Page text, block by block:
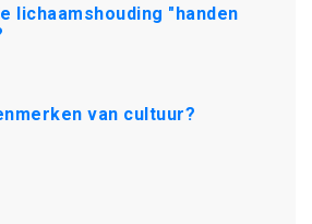
lichaamshouding "handen
van cultuur?